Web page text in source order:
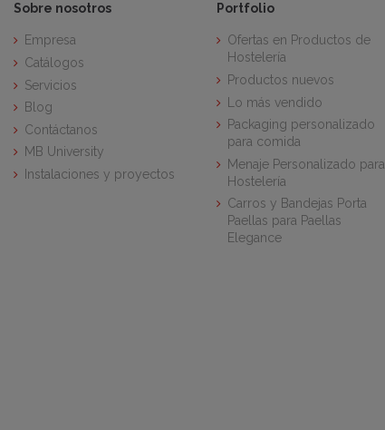
Sobre nosotros
Empresa
Catálogos
Servicios
Blog
Contáctanos
MB University
Instalaciones y proyectos
Portfolio
Ofertas en Productos de
Hostelería
Productos nuevos
Lo más vendido
Packaging personalizado
para comida
Menaje Personalizado para
Hostelería
Carros y Bandejas Porta
Paellas para Paellas
Elegance